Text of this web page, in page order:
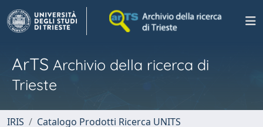
ArTS Archivio della ricerca di
Trieste
IRIS
Catalogo Prodotti Ricerca UNITS